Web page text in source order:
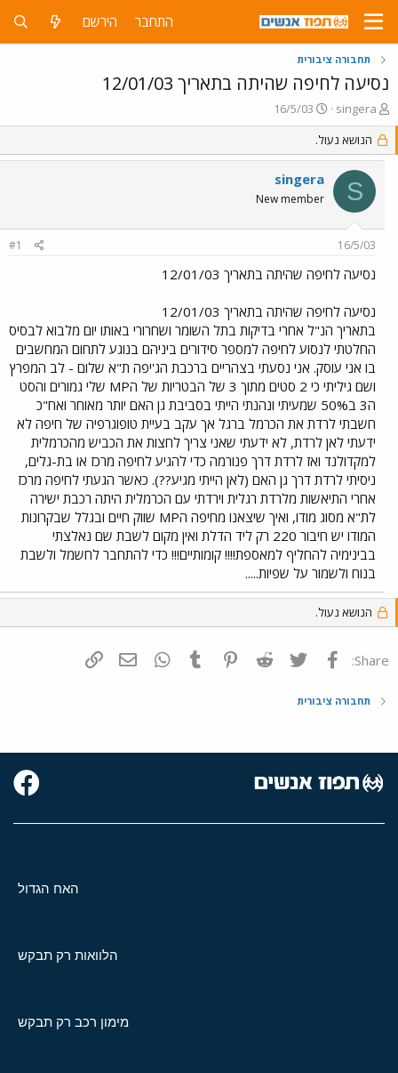
התחבר הירשם
תחבורה ציבורית
נסיעה לחיפה שהיתה בתאריך 12/01/03
פ
ו
ת
ח
נ
singera
פ
ו
ס
ב
ת
ך
16/5/03
הנושא נעול.
S
singera
New member
16/5/03
#1
נסיעה לחיפה שהיתה בתאריך 12/01/03
נסיעה לחיפה שהיתה בתאריך 12/01/03
בתאריך הנ"ל אחרי בדיקות בתל השומר ושחרורי באותו יום מלבוא לבסיס
החלטתי לנסוע לחיפה למספר סידורים ביניהם בנוגע לתחום המחשבים
בו אני עוסק. אני נסעתי בצהריים ברכבת הג'יפה ת"א שלום - לב המפרץ
ושם גיליתי כי 2 סטים מתוך 3 של הבטריות של הMP שלי גמורים והסט
ה3 ב50% שמעיתי ונהנתי הייתי בסביבת גן האם יותר מאוחר ואח"כ
חשבתי לרדת את הכרמל ברגל אך עקב בעיית טופוגרפיה של חיפה לא
ידעתי לאן לרדת, לא ידעתי שאני צריך לחצות את הכביש מהכרמלית
למקדולנד ואז לרדת דרך פנורמה כדי להגיע לחיפה מרכז או בת-גלים,
ניסיתי לרדת דרך גן האם (לאן הייתי מגיע??). כאשר הגעתי לחיפה מרכז
אחרי התיאשות מלרדת רגלית וירדתי עם הכרמלית היתה רכבת ישירה
לת"א מסוג מודו, ואיך שיצאנו מחיפה הMP שווק חיים ובגלל שבקרונות
המודו יש חיבור 220 רק ליד הדלת ואין מקום לשבת שם נאלצתי
בבינימיה להחליף למאספת!!!! קומותיים!!! כדי להתחבר לחשמל ולשבת
בנוח ולשמור על שפיות.....
הנושא נעול.
Share: פייסבוק Twitter
Reddit
Pinterest
Tumblr
WhatsAppדואר אלקטרוני
תחבורה ציבורית
האח הגדול
הלוואות רק תבקש
מימון רכב רק תבקש